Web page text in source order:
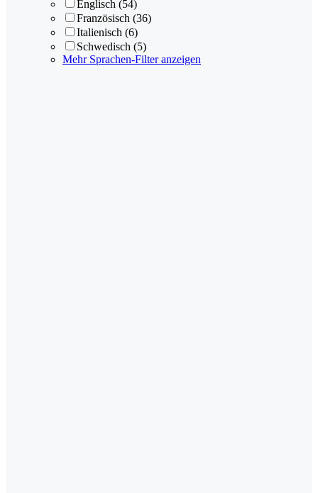
Englisch (54)
Französisch (36)
Italienisch (6)
Schwedisch (5)
Mehr Sprachen-Filter anzeigen